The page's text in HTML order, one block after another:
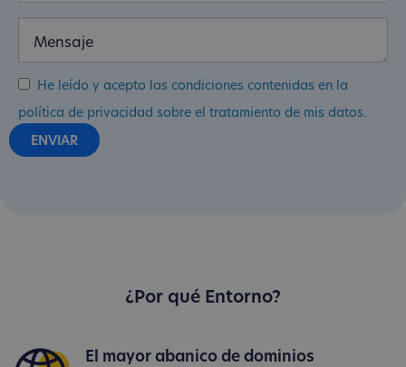
He leído y acepto las condiciones contenidas en la
política de privacidad sobre el tratamiento de mis datos.
¿Por qué Entorno?
El mayor abanico de dominios